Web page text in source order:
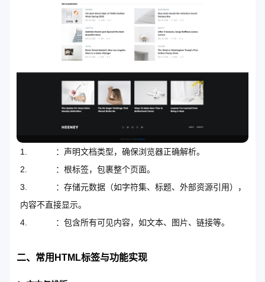
：声明文档类型，确保浏览器正确解析。
：根标签，包裹整个页面。
：存储元数据（如字符集、标题、外部资源引用），
内容不直接显示。
：包含所有可见内容，如文本、图片、链接等。
二、常用HTML标签与功能实现